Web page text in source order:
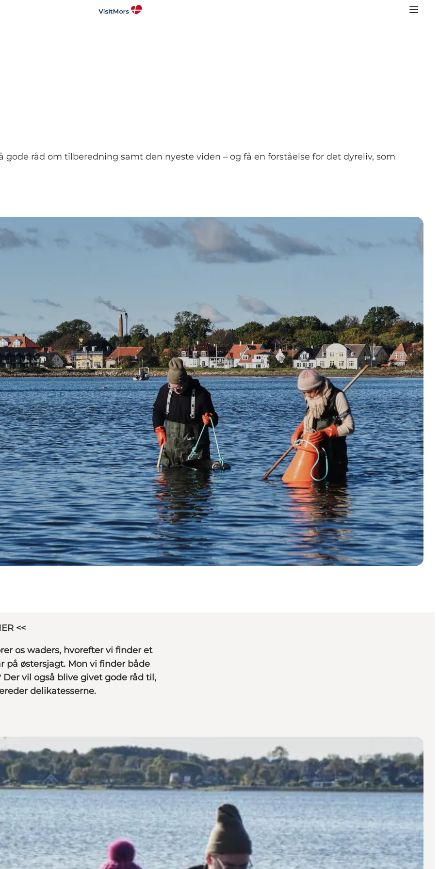
råd om tilberedning samt den nyeste viden – og få en forståelse for det dyreliv, som
<<
os waders, hvorefter vi finder et
på østersjagt. Mon vi finder både
vil også blive givet gode råd til,
delikatesserne.